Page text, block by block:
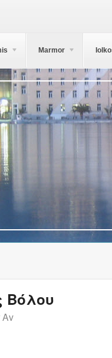
Marmor
Βόλου
Av